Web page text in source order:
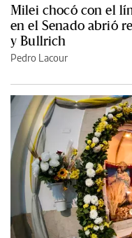
Milei chocó con el
en el Senado abrió
y Bullrich
Pedro Lacour